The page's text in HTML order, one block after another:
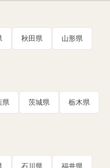
秋田県 山形県
県 茨城県 栃木県
石川県 福井県